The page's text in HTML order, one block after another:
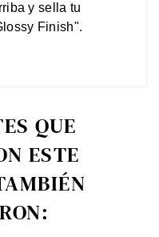
y sella tu
Finish".
QUE
ESTE